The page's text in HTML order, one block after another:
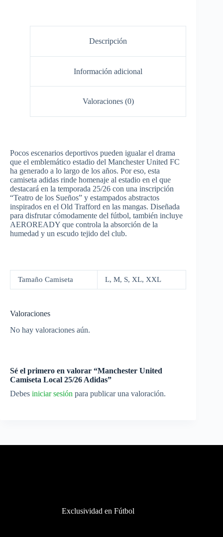
Descripción
Información adicional
Valoraciones (0)
Pocos escenarios deportivos pueden igualar el drama
que el emblemático estadio del Manchester United FC
ha generado a lo largo de los años. Por eso, esta
camiseta adidas rinde homenaje al estadio en el que
destacará en la temporada 25/26 con una inscripción
“Teatro de los Sueños” y estampados abstractos
inspirados en el Old Trafford en las mangas. Diseñada
para disfrutar cómodamente del fútbol, también incluye
AEROREADY que controla la absorción de la
humedad y un escudo tejido del club.
Tamaño Camiseta L, M, S, XL, XXL
Valoraciones
No hay valoraciones aún.
Sé el primero en valorar “Manchester United
Camiseta Local 25/26 Adidas”
Debes iniciar sesión para publicar una valoración.
Exclusividad en Fútbol